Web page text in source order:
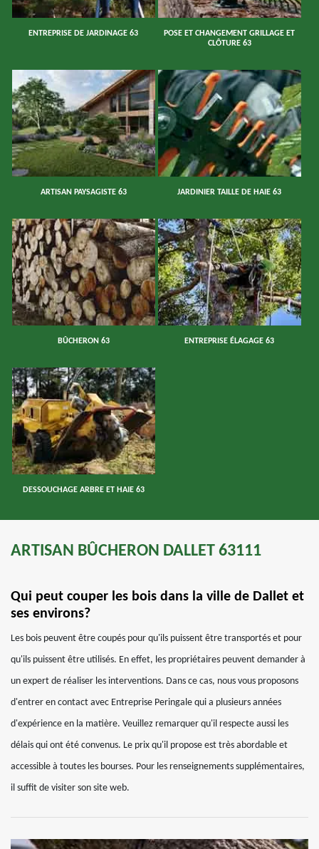
ENTREPRISE DE JARDINAGE 63
POSE ET CHANGEMENT GRILLAGE ET
CLÔTURE 63
ARTISAN PAYSAGISTE 63 JARDINIER TAILLE DE HAIE 63
BÛCHERON 63 ENTREPRISE ÉLAGAGE 63
DESSOUCHAGE ARBRE ET HAIE 63
ARTISAN BÛCHERON DALLET 63111
Qui peut couper les bois dans la ville de Dallet et
ses environs?
Les bois peuvent être coupés pour qu'ils puissent être transportés et pour
qu'ils puissent être utilisés. En effet, les propriétaires peuvent demander à
un expert de réaliser les interventions. Dans ce cas, nous vous proposons
d'entrer en contact avec Entreprise Peringale qui a plusieurs années
d'expérience en la matière. Veuillez remarquer qu'il respecte aussi les
délais qui ont été convenus. Le prix qu'il propose est très abordable et
accessible à toutes les bourses. Pour les renseignements supplémentaires,
il suffit de visiter son site web.